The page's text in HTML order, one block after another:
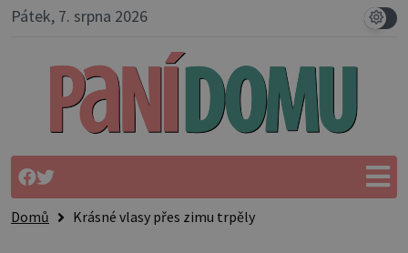
Pátek, 7. srpna 2026
Domů Krásné vlasy přes zimu trpěly